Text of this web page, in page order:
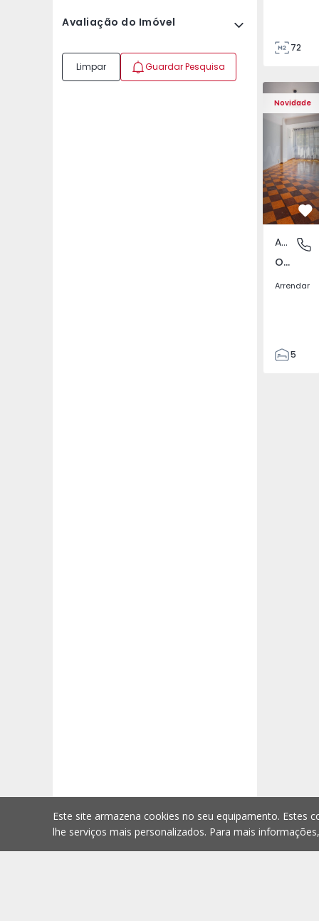
Avaliação do Imóvel
Limpar Guardar Pesquisa
72
Novidade
Apartamento T5
Olivais,
Apartamento
Olivais, Lisboa
Arrendar
5
Este site armazena cookies no seu equipamento. Estes
lhe serviços mais personalizados. Para mais